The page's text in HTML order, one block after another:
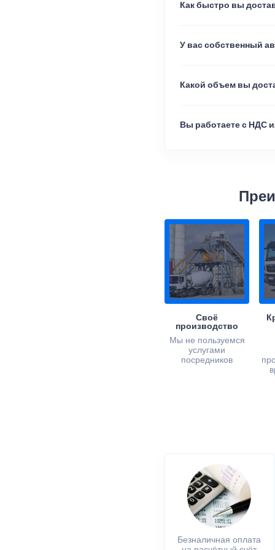
Как быстро вы
У вас собственный
Какой объем вы
Вы работаете с НДС
Своё
производство
Мы не пользуемся
услугами
посредников
Безналичная оплата